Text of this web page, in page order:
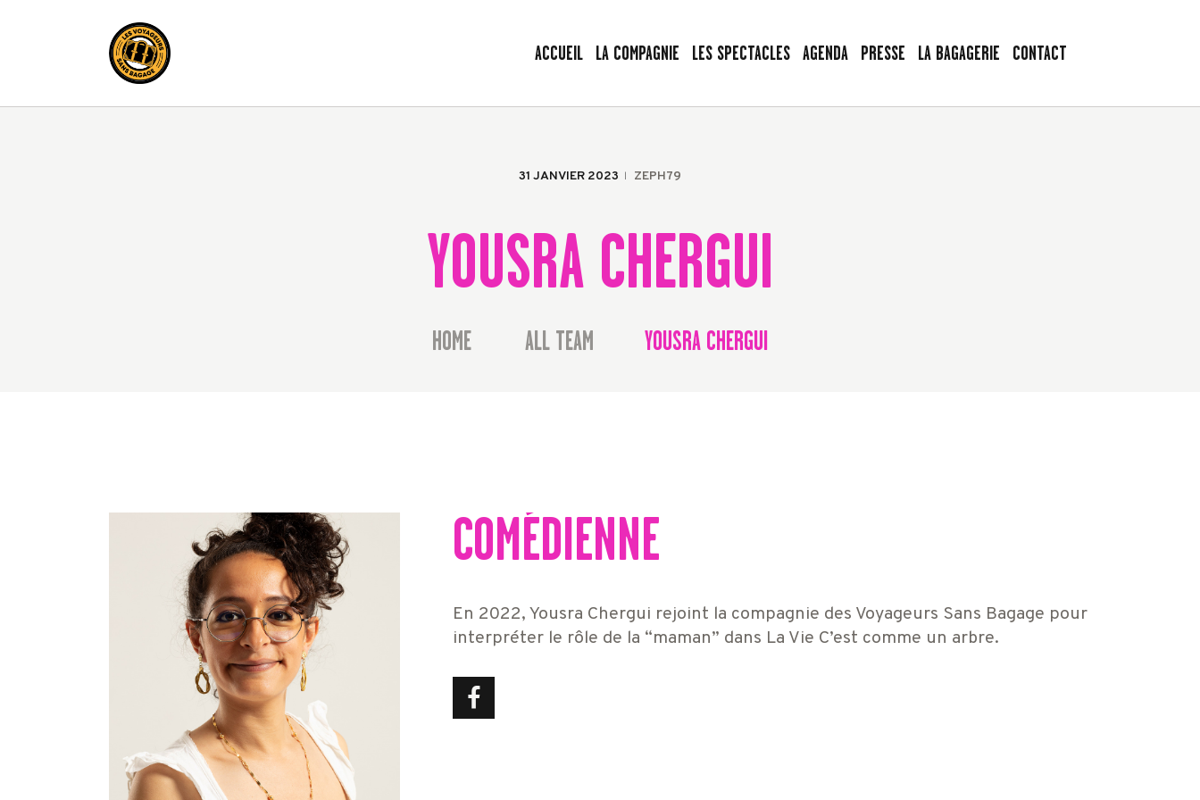
ACCUEIL LA COMPAGNIE LES SPECTACLES AGENDA PRESSE LA BAGAGERIE CONTACT
31 JANVIER 2023 ZEPH79
YOUSRA CHERGUI
HOME ALL TEAM YOUSRA CHERGUI
LES VOYAGEURS SANS BAGAGE
Le spectacle peut commencer !
LA COMPAGNIE
LES SPECTACLES
LA BAGAGERIE
CONTACT
COMÉDIENNE
En 2022, Yousra Chergui rejoint la compagnie des Voyageurs Sans Bagage pour
interpréter le rôle de la “maman” dans La Vie C’est comme un arbre.